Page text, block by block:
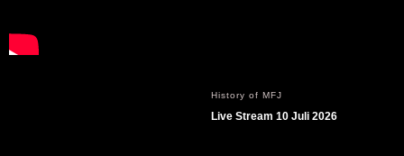
History of MFJ
Live Stream 10 Juli 2026